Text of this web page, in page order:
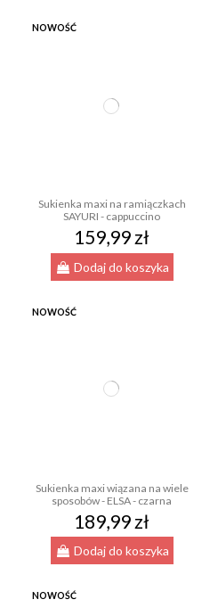
NOWOŚĆ
Sukienka maxi na ramiączkach
SAYURI - cappuccino
159,99 zł
Dodaj do koszyka
NOWOŚĆ
Sukienka maxi wiązana na wiele
sposobów - ELSA - czarna
189,99 zł
Dodaj do koszyka
NOWOŚĆ